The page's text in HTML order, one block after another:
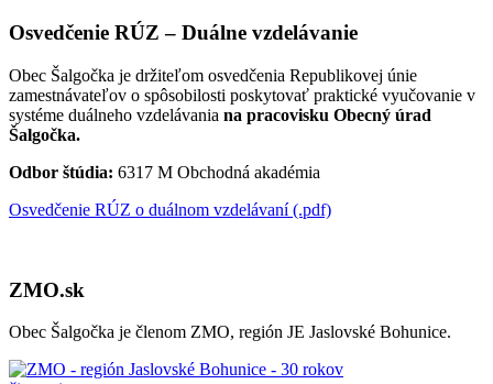
Osvedčenie RÚZ – Duálne vzdelávanie
Obec Šalgočka je držiteľom osvedčenia Republikovej únie
zamestnávateľov o spôsobilosti poskytovať praktické vyučovanie v
systéme duálneho vzdelávania na pracovisku Obecný úrad
Šalgočka.
Odbor štúdia: 6317 M Obchodná akadémia
Osvedčenie RÚZ o duálnom vzdelávaní (.pdf)
ZMO.sk
Obec Šalgočka je členom ZMO, región JE Jaslovské Bohunice.